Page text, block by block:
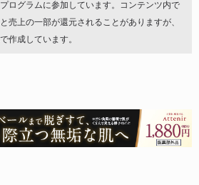
ログラムに参加しています。コンテンツ内で
売上の一部が還元されることがありますが、
作成しています。